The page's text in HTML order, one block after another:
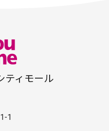
ティモール
1